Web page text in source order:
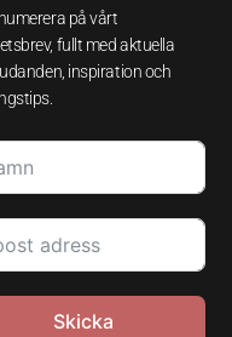
på vårt
fullt med aktuella
inspiration och
Skicka